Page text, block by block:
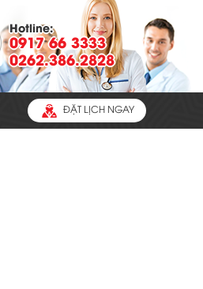
Hotline:
0917 66 3333
0262.386.2828
ĐẶT LỊCH NGAY